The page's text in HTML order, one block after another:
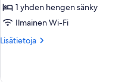
1 yhden hengen sänky
Ilmainen Wi-Fi
Lisätietoja
Lisätietoja